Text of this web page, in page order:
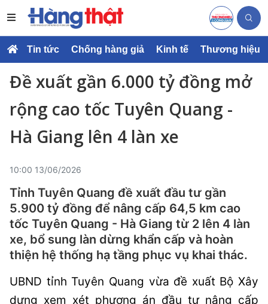
Tin tức Chống hàng giả Kinh tế Thương hiệu
Đề xuất gần 6.000 tỷ đồng mở
rộng cao tốc Tuyên Quang -
Hà Giang lên 4 làn xe
10:00 13/06/2026
Tỉnh Tuyên Quang đề xuất đầu tư gần
5.900 tỷ đồng để nâng cấp 64,5 km cao
tốc Tuyên Quang - Hà Giang từ 2 lên 4 làn
xe, bổ sung làn dừng khẩn cấp và hoàn
thiện hệ thống hạ tầng phục vụ khai thác.
UBND tỉnh Tuyên Quang vừa đề xuất Bộ Xây
dựng xem xét phương án đầu tư nâng cấp